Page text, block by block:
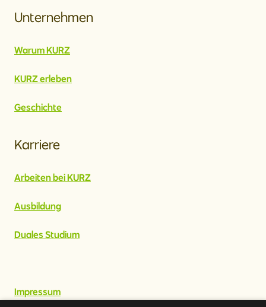
Unternehmen
Warum KURZ
KURZ erleben
Geschichte
Karriere
Arbeiten bei KURZ
Ausbildung
Duales Studium
Impressum